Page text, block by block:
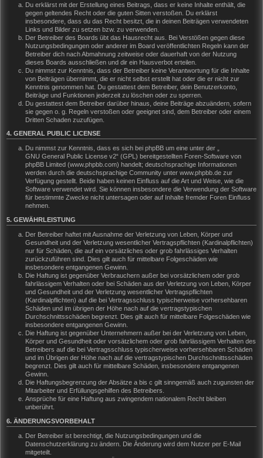
Du erklärst mit der Erstellung eines Beitrags, dass er keine Inhalte enthält, die
gegen geltendes Recht oder die guten Sitten verstoßen. Du erklärst
insbesondere, dass du das Recht besitzt, die in deinen Beiträgen verwendeten
Links und Bilder zu setzen bzw. zu verwenden.
Der Betreiber des Boards übt das Hausrecht aus. Bei Verstößen gegen diese
Nutzungsbedingungen oder anderer im Board veröffentlichten Regeln kann der
Betreiber dich nach Abmahnung zeitweise oder dauerhaft von der Nutzung
dieses Boards ausschließen und dir ein Hausverbot erteilen.
Du nimmst zur Kenntnis, dass der Betreiber keine Verantwortung für die Inhalte
von Beiträgen übernimmt, die er nicht selbst erstellt hat oder die er nicht zur
Kenntnis genommen hat. Du gestattest dem Betreiber, dein Benutzerkonto,
Beiträge und Funktionen jederzeit zu löschen oder zu sperren.
Du gestattest dem Betreiber darüber hinaus, deine Beiträge abzuändern, sofern
sie gegen o. g. Regeln verstoßen oder geeignet sind, dem Betreiber oder einem
Dritten Schaden zuzufügen.
4. GENERAL PUBLIC LICENSE
Du nimmst zur Kenntnis, dass es sich bei phpBB um eine unter der „
GNU General Public License v2“ (GPL) bereitgestellten Foren-Software von
phpBB Limited (www.phpbb.com) handelt; deutschsprachige Informationen
werden durch die deutschsprachige Community unter www.phpbb.de zur
Verfügung gestellt. Beide haben keinen Einfluss auf die Art und Weise, wie die
Software verwendet wird. Sie können insbesondere die Verwendung der Software
für bestimmte Zwecke nicht untersagen oder auf Inhalte fremder Foren Einfluss
nehmen.
5. GEWÄHRLEISTUNG
Der Betreiber haftet mit Ausnahme der Verletzung von Leben, Körper und
Gesundheit und der Verletzung wesentlicher Vertragspflichten (Kardinalpflichten)
nur für Schäden, die auf ein vorsätzliches oder grob fahrlässiges Verhalten
zurückzuführen sind. Dies gilt auch für mittelbare Folgeschäden wie
insbesondere entgangenen Gewinn.
Die Haftung ist gegenüber Verbrauchern außer bei vorsätzlichem oder grob
fahrlässigem Verhalten oder bei Schäden aus der Verletzung von Leben, Körper
und Gesundheit und der Verletzung wesentlicher Vertragspflichten
(Kardinalpflichten) auf die bei Vertragsschluss typischerweise vorhersehbaren
Schäden und im übrigen der Höhe nach auf die vertragstypischen
Durchschnittsschäden begrenzt. Dies gilt auch für mittelbare Folgeschäden wie
insbesondere entgangenen Gewinn.
Die Haftung ist gegenüber Unternehmern außer bei der Verletzung von Leben,
Körper und Gesundheit oder vorsätzlichem oder grob fahrlässigem Verhalten des
Betreibers auf die bei Vertragsschluss typischerweise vorhersehbaren Schäden
und im Übrigen der Höhe nach auf die vertragstypischen Durchschnittsschäden
begrenzt. Dies gilt auch für mittelbare Schäden, insbesondere entgangenen
Gewinn.
Die Haftungsbegrenzung der Absätze a bis c gilt sinngemäß auch zugunsten der
Mitarbeiter und Erfüllungsgehilfen des Betreibers.
Ansprüche für eine Haftung aus zwingendem nationalem Recht bleiben
unberührt.
6. ÄNDERUNGSVORBEHALT
Der Betreiber ist berechtigt, die Nutzungsbedingungen und die
Datenschutzerklärung zu ändern. Die Änderung wird dem Nutzer per E-Mail
mitgeteilt.